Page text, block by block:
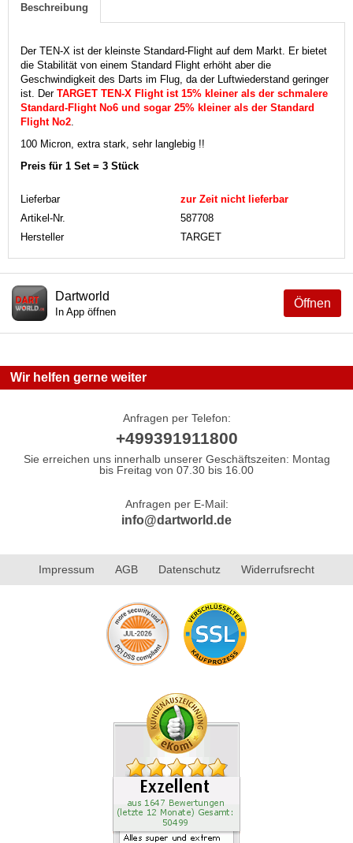
Beschreibung
Der TEN-X ist der kleinste Standard-Flight auf dem Markt. Er bietet
die Stabilität von einem Standard Flight erhöht aber die
Geschwindigkeit des Darts im Flug, da der Luftwiederstand geringer
ist. Der TARGET TEN-X Flight ist 15% kleiner als der schmalere
Standard-Flight No6 und sogar 25% kleiner als der Standard
Flight No2
100 Micron, extra stark, sehr langlebig !!
Preis für 1 Set = 3 Stück
Lieferbar
zur Zeit nicht lieferbar
Artikel-Nr.
587708
Hersteller
TARGET
Öffnen
Dartworld
In App öffnen
Wir helfen gerne weiter
Anfragen per Telefon:
+499391911800
Sie erreichen uns innerhalb unserer Geschäftszeiten: Montag
bis Freitag von 07.30 bis 16.00
Anfragen per E-Mail:
info@dartworld.de
Impressum AGB Datenschutz Widerrufsrecht